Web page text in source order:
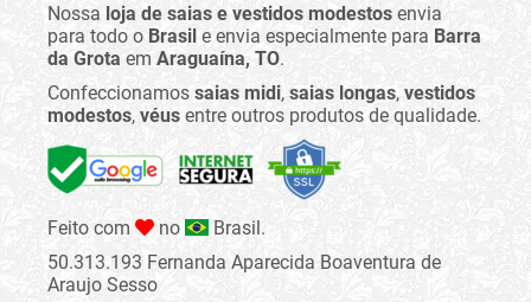
Nossa loja de saias e vestidos modestos envia
para todo o Brasil e envia especialmente para Barra
da Grota em Araguaína, TO.
Confeccionamos saias midi, saias longas, vestidos
modestos, véus entre outros produtos de qualidade.
Feito com no
Brasil.
50.313.193 Fernanda Aparecida Boaventura de
Araujo Sesso